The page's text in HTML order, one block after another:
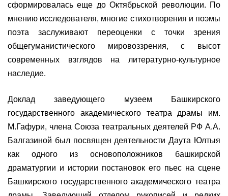
сформировалась еще до Октябрьской революции. По
мнению исследователя, многие стихотворения и поэмы
поэта заслуживают переоценки с точки зрения
общегуманистического мировоззрения, с высот
современных взглядов на литературно-культурное
наследие.
Доклад заведующего музеем Башкирского
государственного академического театра драмы им.
М.Гафури, члена Союза театральных деятелей РФ А.А.
Балгазиной был посвящен деятельности Даута Юлтыя
как одного из основоположников башкирской
драматургии и истории постановок его пьес на сцене
Башкирского государственного академического театра